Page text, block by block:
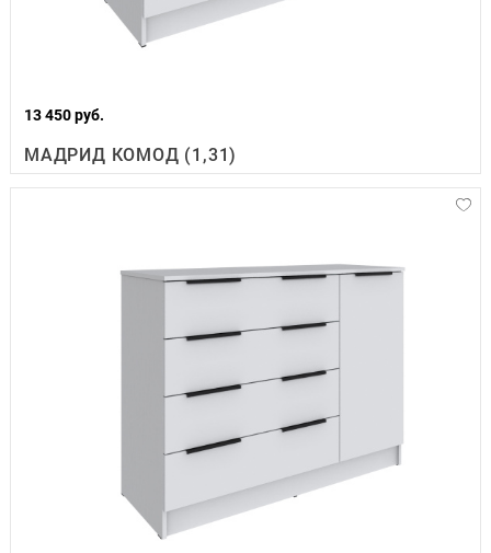
13 450 руб.
МАДРИД КОМОД (1,31)